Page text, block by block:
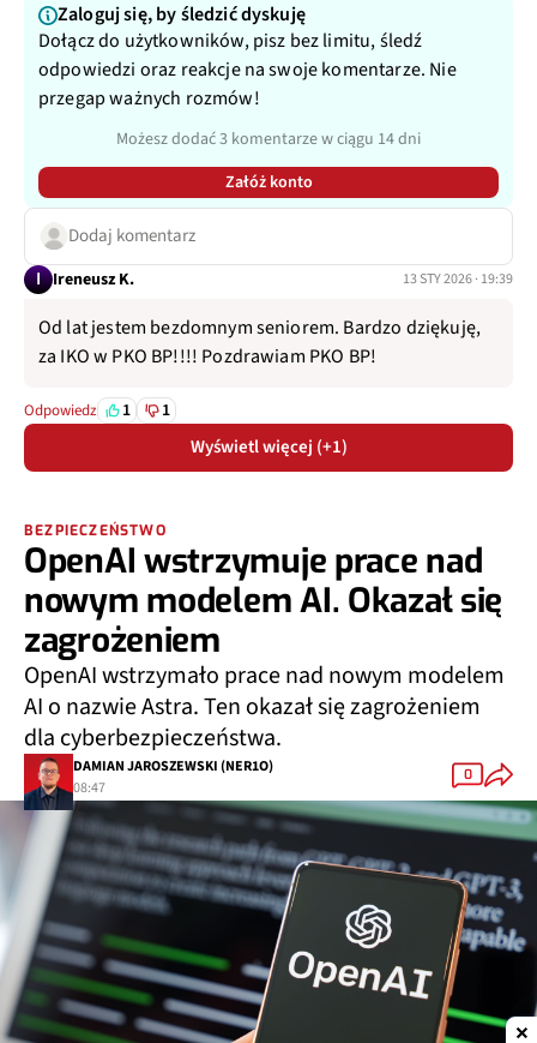
Zaloguj się, by śledzić dyskuję
Dołącz do użytkowników, pisz bez limitu, śledź
odpowiedzi oraz reakcje na swoje komentarze. Nie
przegap ważnych rozmów!
Możesz dodać 3 komentarze w ciągu 14 dni
Załóż konto
Dodaj komentarz
I Ireneusz K. 13 STY 2026 · 19:39
Od lat jestem bezdomnym seniorem. Bardzo dziękuję,
za IKO w PKO BP!!!! Pozdrawiam PKO BP!
Odpowiedz 1 1
Wyświetl więcej (+1)
BEZPIECZEŃSTWO
OpenAI wstrzymuje prace nad
nowym modelem AI. Okazał się
zagrożeniem
OpenAI wstrzymało prace nad nowym modelem
AI o nazwie Astra. Ten okazał się zagrożeniem
dla cyberbezpieczeństwa.
DAMIAN JAROSZEWSKI (NER1O)
08:47
0